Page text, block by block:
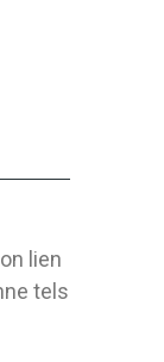
lien
tels